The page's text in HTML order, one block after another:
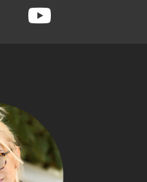
youtube